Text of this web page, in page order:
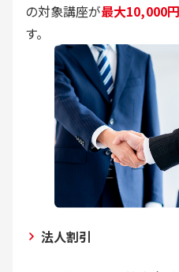
の対象講座が最大10,000
す。
法人割引